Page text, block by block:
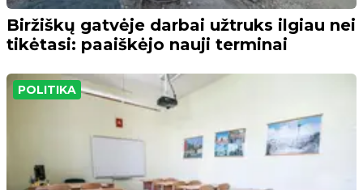
Biržiškų gatvėje darbai užtruks ilgiau nei
tikėtasi: paaiškėjo nauji terminai
POLITIKA